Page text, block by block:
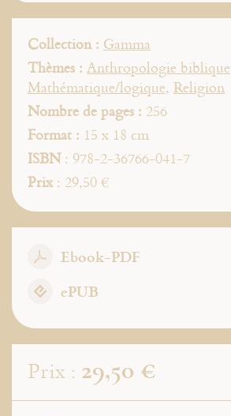
Collection : Gamma
Thèmes : Anthropologie biblique
Mathématique/logique, Religion
Nombre de pages : 256
Format : 15 x 18 cm
ISBN: 978-2-36766-041-7
Prix: 29,50 €
Ebook-PDF
ePUB
Prix : 29,50 €